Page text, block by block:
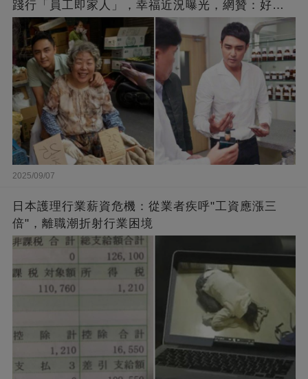
踐行「員工即家人」，幸福近況曝光，網贊：好老
闆的福報
2025/09/07
日本護理行業薪資危機：從業者疾呼"工資應漲三
倍"，離職潮折射行業困境